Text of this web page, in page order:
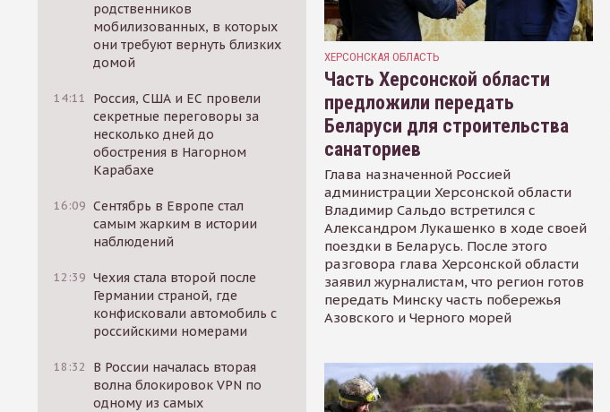
родственников
мобилизованных, в которых
они требуют вернуть близких
домой
14:11
Россия, США и ЕС провели
секретные переговоры за
несколько дней до
обострения в Нагорном
Карабахе
16:09 Сентябрь в Европе стал
самым жарким в истории
наблюдений
12:39 Чехия стала второй после
Германии страной, где
конфисковали автомобиль с
российскими номерами
18:32
В России началась вторая
волна блокировок VPN по
одному из самых
ХЕРСОНСКАЯ ОБЛАСТЬ
Часть Херсонской области
предложили передать
Беларуси для строительства
санаториев
Глава назначенной Россией
администрации Херсонской области
Владимир Сальдо встретился с
Александром Лукашенко в ходе своей
поездки в Беларусь. После этого
разговора глава Херсонской области
заявил журналистам, что регион готов
передать Минску часть побережья
Азовского и Черного морей